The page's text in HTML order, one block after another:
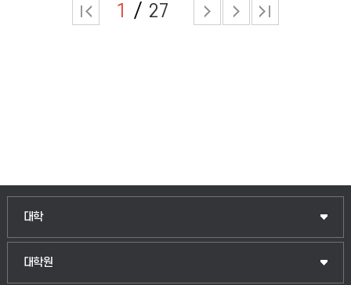
1 27
대학
인문융합공공인재학부
법경영학부
대학원
일반대학원